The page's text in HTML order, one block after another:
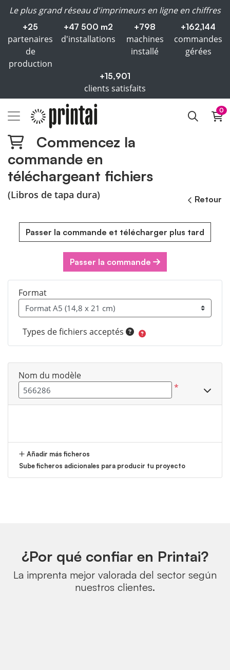
Le plus grand réseau d'imprimeurs en ligne en chiffres
+25
partenaires
de
production
+47 500 m2
d'installations
+798
machines
installé
+162,144
commandes
gérées
+15,901
clients satisfaits
0
Commencez la
commande en
téléchargeant fichiers
(Libros de tapa dura) Retour
Passer la commande et télécharger plus tard
Passer la commande
Format
Types de fichiers acceptés
Nom du modèle
*
Añadir más ficheros
Sube ficheros adicionales para producir tu proyecto
¿Por qué confiar en Printai?
La imprenta mejor valorada del sector según
nuestros clientes.